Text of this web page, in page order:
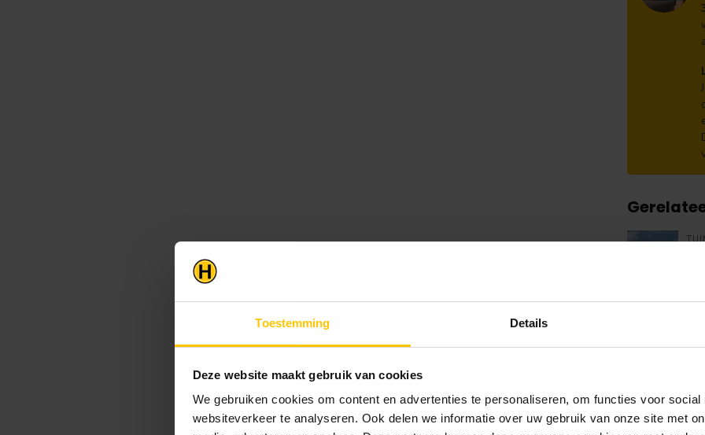
Toestemming Details
Deze website maakt gebruik van cookies
We gebruiken cookies om content en advertenties te personaliseren, om functies voor social
websiteverkeer te analyseren. Ook delen we informatie over uw gebruik van onze site met
Op
Op